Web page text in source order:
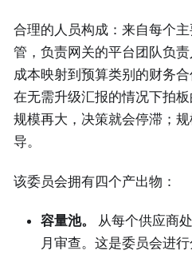
合理的人员构成：来自每个
管，负责网关的平台团队负
成本映射到预算类别的财务
在无需升级汇报的情况下拍板
规模再大，决策就会停滞；
导。
该委员会拥有四个产出物：
容量池。
从每个供应商
月审查。这是委员会进行